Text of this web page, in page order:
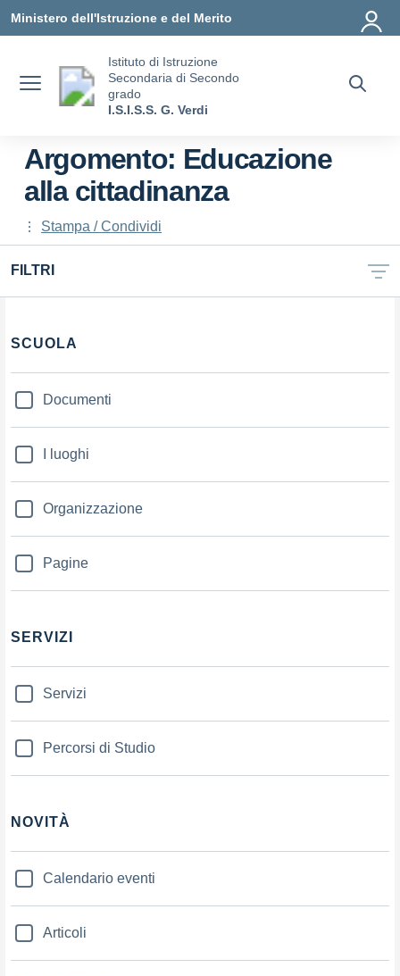
Ministero dell'Istruzione e del Merito
Istituto di Istruzione
Secondaria di Secondo
grado
I.S.I.S.S. G. Verdi
Argomento: Educazione
alla cittadinanza
Stampa / Condividi
FILTRI
SCUOLA
Documenti
I luoghi
Organizzazione
Pagine
SERVIZI
Servizi
Percorsi di Studio
NOVITÀ
Calendario eventi
Articoli